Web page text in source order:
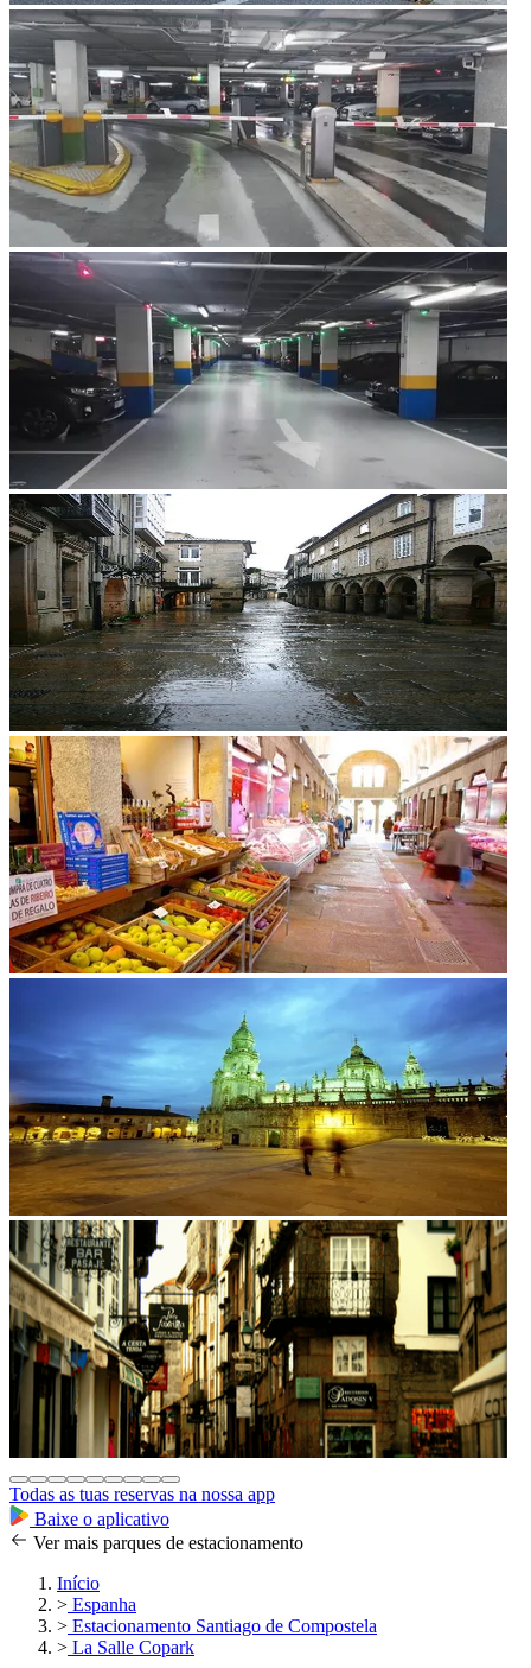
Todas as tuas reservas na nossa app
Baixe o aplicativo
Ver mais parques de estacionamento
Início
> Espanha
> Estacionamento Santiago de Compostela
> La Salle Copark